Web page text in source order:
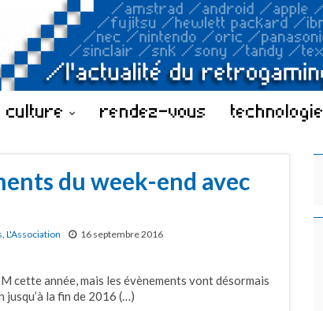
culture rendez-vous technologie
du week-end avec
, L'Association 16 septembre 2016
cette année, mais les évènements vont désormais
jusqu’à la fin de 2016 (…)